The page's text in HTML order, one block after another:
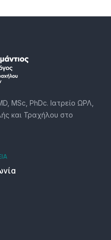
MSc, PhDc. Ιατρείο ΩΡΛ,
και Τραχήλου στο